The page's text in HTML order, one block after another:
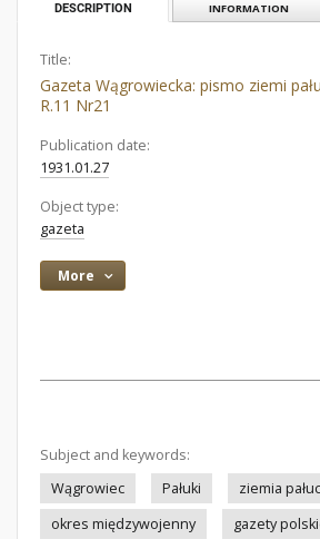
DESCRIPTION INFORMATION
Title:
Gazeta Wągrowiecka: pismo ziemi
R.11 Nr21
Publication date:
1931.01.27
Object type:
gazeta
More
Subject and keywords:
Wągrowiec
Pałuki
ziemia
okres międzywojenny
gazety